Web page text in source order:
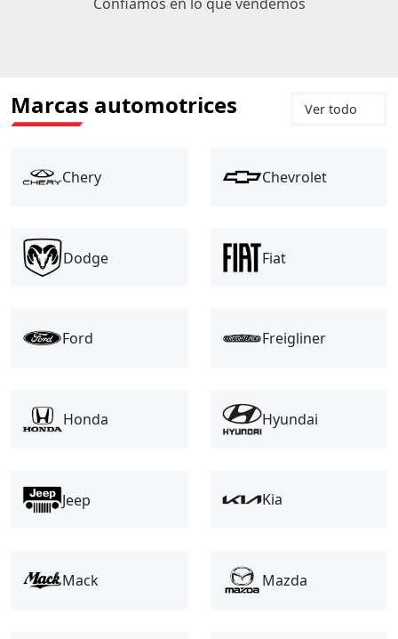
Marcas automotrices Ver todo
Chery Chevrolet
Dodge Fiat
Ford Freigliner
Honda Hyundai
Jeep Kia
Mack Mazda